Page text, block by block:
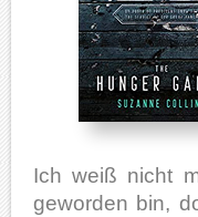
Ich weiß nicht
geworden bin,